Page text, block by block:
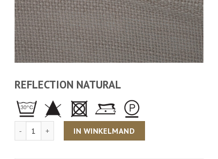
REFLECTION NATURAL
Aantal IN WINKELMAND